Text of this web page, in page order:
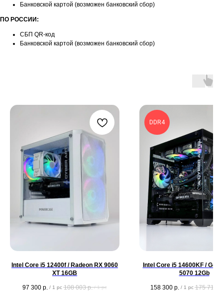
Банковской картой (возможен банковский сбор)
ПО РОССИИ:
СБП QR-код
Банковской картой (возможен банковский сбор)
Intel Core i5 12400f / Radeon RX 9060
XT 16GB
97 300 р. / 1 pc 108 003 р. / 1 pc
DDR4
Intel Core i5 14600KF /
5070 12Gb
158 300 р. / 1 pc 175 713